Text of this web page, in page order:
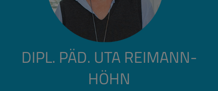
DIPL. PÄD. UTA REIMANN-
HÖHN